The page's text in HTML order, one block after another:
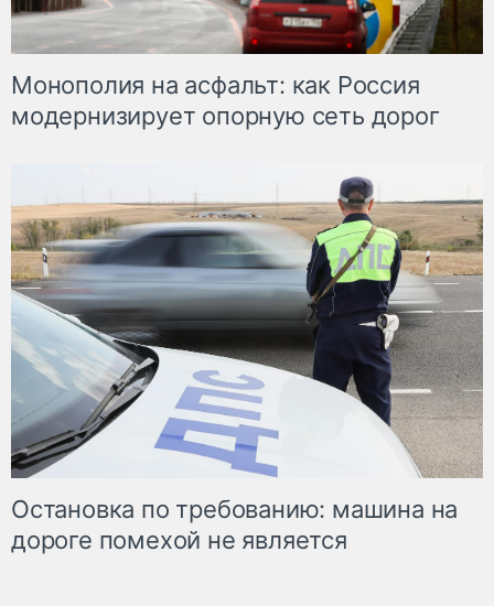
Монополия на асфальт: как Россия
модернизирует опорную сеть дорог
Остановка по требованию: машина на
дороге помехой не является